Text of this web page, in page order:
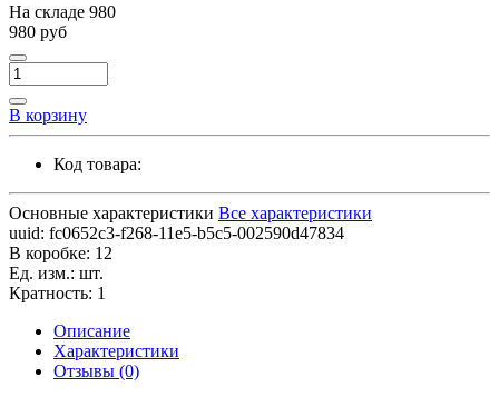
На складе 980
980 руб
В корзину
Код товара:
Основные характеристики Все характеристики
uuid: fc0652c3-f268-11e5-b5c5-002590d47834
В коробке: 12
Ед. изм.: шт.
Кратность: 1
Описание
Характеристики
Отзывы (0)